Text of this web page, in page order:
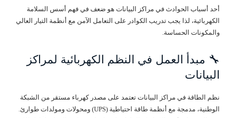
أحد أسباب الحوادث في مراكز البيانات هو ضعف في فهم أسس السلامة
الكهربائية، لذا يجب تدريب الكوادر على التعامل الآمن مع أنظمة التيار العالي
والمكونات الحساسة.
🔧 مبدأ العمل في النظم الكهربائية لمراكز
البيانات
نظم الطاقة في مراكز البيانات تعتمد على مصدر كهرباء مستقر من الشبكة
الوطنية، مدمجة مع أنظمة طاقة احتياطية (UPS) ومحولات ومولدات طوارئ.